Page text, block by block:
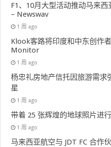
F1、10月大型活动推动马来
– Newswav
1 周 ago
Klook客路将印度和中东创作
Monitor
1 周 ago
杨忠礼房地产信托因旅游需
星
1 周 ago
带着 25 张辉煌的地球照片进
1 周 ago
马来西亚航空与 JDT FC 合作